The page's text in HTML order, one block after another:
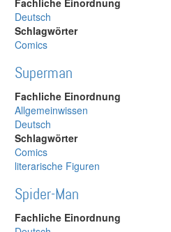
Fachliche Einordnung
Deutsch
Schlagwörter
Comics
Superman
Fachliche Einordnung
Allgemeinwissen
Deutsch
Schlagwörter
Comics
literarische Figuren
Spider-Man
Fachliche Einordnung